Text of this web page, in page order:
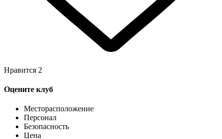
Нравится 2
Оцените клуб
Месторасположение
Персонал
Безопасность
Цена